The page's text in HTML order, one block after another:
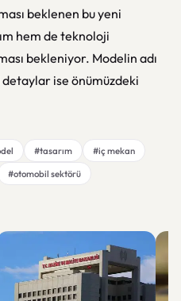
beklenen bu yeni
hem de teknoloji
bekleniyor. Modelin adı
ise önümüzdeki
#tasarım
#iç mekan
#otomobil sektörü